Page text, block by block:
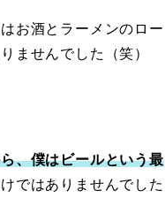
お酒とラーメンのロー
ませんでした（笑）
、僕はビールという最
ではありませんでした